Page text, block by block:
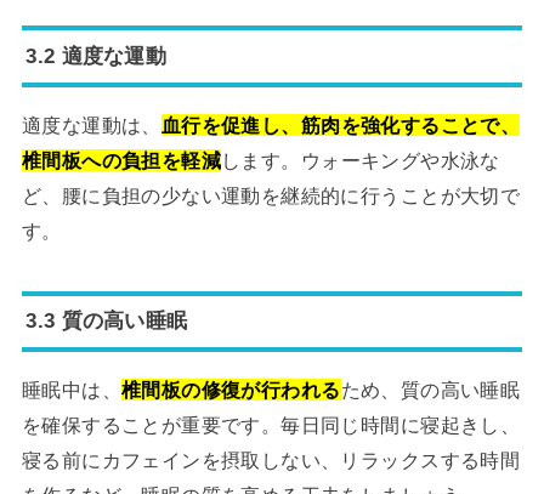
3.2 適度な運動
適度な運動は、
血行を促進し、筋肉を強化することで、
椎間板への負担を軽減します。ウォーキングや水泳な
ど、腰に負担の少ない運動を継続的に行うことが大切で
す。
3.3 質の高い睡眠
睡眠中は、 椎間板の修復が行われるため、質の高い睡眠
を確保することが重要です。毎日同じ時間に寝起きし、
寝る前にカフェインを摂取しない、リラックスする時間